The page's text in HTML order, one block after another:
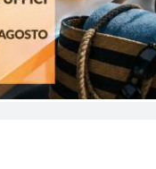
formati comuni